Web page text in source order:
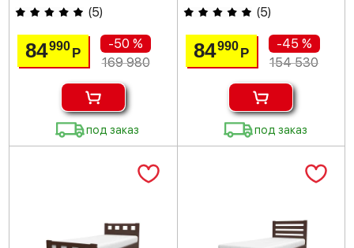
(5)
84990Р
-50 %
169 980
под заказ
(5)
84990 Р
-45 %
154 530
под заказ